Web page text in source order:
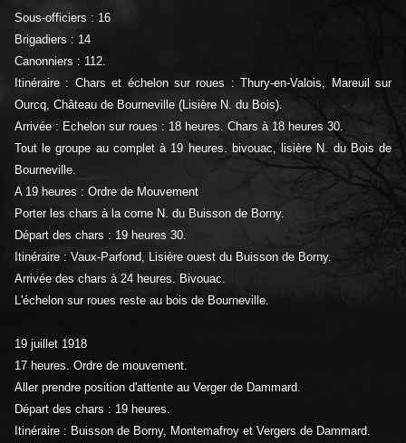
Sous-officiers : 16
Brigadiers : 14
Canonniers : 112.
Itinéraire : Chars et échelon sur roues : Thury-en-Valois, Mareuil sur
Ourcq, Château de Bourneville (Lisière N. du Bois).
Arrivée : Echelon sur roues : 18 heures. Chars à 18 heures 30.
Tout le groupe au complet à 19 heures. bivouac, lisière N. du Bois de
Bourneville.
A 19 heures : Ordre de Mouvement
Porter les chars à la corne N. du Buisson de Borny.
Départ des chars : 19 heures 30.
Itinéraire : Vaux-Parfond, Lisière ouest du Buisson de Borny.
Arrivée des chars à 24 heures. Bivouac.
L'échelon sur roues reste au bois de Bourneville.
19 juillet 1918
17 heures. Ordre de mouvement.
Aller prendre position d'attente au Verger de Dammard.
Départ des chars : 19 heures.
Itinéraire : Buisson de Borny, Montemafroy et Vergers de Dammard.